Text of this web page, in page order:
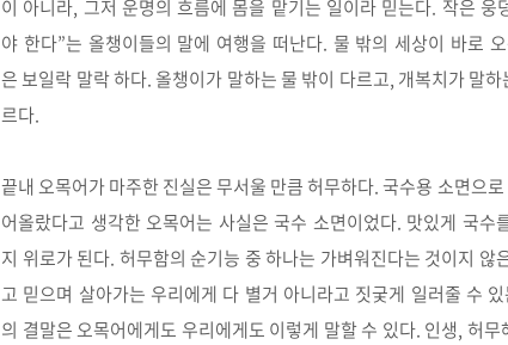
이 아니라, 그저 운명의 흐름에 몸을 맡기는 일이라 믿는다. 작은 웅
야 한다”는 올챙이들의 말에 여행을 떠난다. 물 밖의 세상이 바로
은 보일락 말락 하다. 올챙이가 말하는 물 밖이 다르고, 개복치가 말
르다.
끝내 오목어가 마주한 진실은 무서울 만큼 허무하다. 국수용 소면으
어올랐다고 생각한 오목어는 사실은 국수 소면이었다. 맛있게 국
지 위로가 된다. 허무함의 순기능 중 하나는 가벼워진다는 것이지
고 믿으며 살아가는 우리에게 다 별거 아니라고 짓궂게 일러줄 수
의 결말은 오목어에게도 우리에게도 이렇게 말할 수 있다. 인생, 허